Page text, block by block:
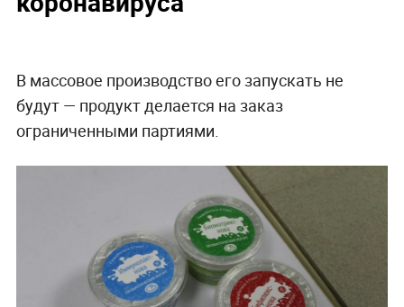
В массовое производство его запускать не
будут — продукт делается на заказ
ограниченными партиями.